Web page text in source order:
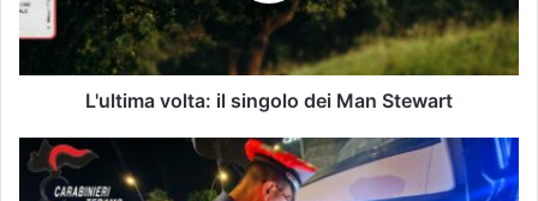
L'ultima volta: il singolo dei Man Stewart